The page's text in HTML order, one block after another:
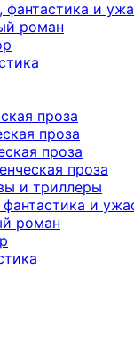
фантастика и
роман
проза
проза
проза
проза
и триллеры
фантастика и
роман